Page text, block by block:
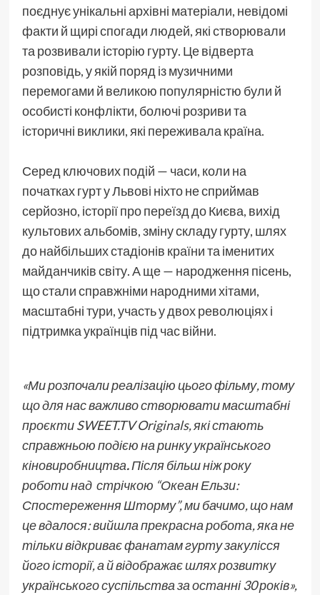
поєднує унікальні архівні матеріали, невідомі
факти й щирі спогади людей, які створювали
та розвивали історію гурту. Це відверта
розповідь, у якій поряд із музичними
перемогами й великою популярністю були й
особисті конфлікти, болючі розриви та
історичні виклики, які переживала країна.
Серед ключових подій — часи, коли на
початках гурт у Львові ніхто не сприймав
серйозно, історії про переїзд до Києва, вихід
культових альбомів, зміну складу гурту, шлях
до найбільших стадіонів країни та іменитих
майданчиків світу. А ще — народження пісень,
що стали справжніми народними хітами,
масштабні тури, участь у двох революціях і
підтримка українців під час війни.
«Ми розпочали реалізацію цього фільму, тому
що для нас важливо створювати масштабні
проєкти SWEET.TV Originals, які стають
справжньою подією на ринку українського
кіновиробництва.Після більш ніж року
роботи над стрічкою “Океан Ельзи:
Спостереження Шторму”, ми бачимо, що нам
це вдалося: вийшла прекрасна робота, яка не
тільки відкриває фанатам гурту закулісся
його історії, а й відображає шлях розвитку
українського суспільства за останні 30 років»,